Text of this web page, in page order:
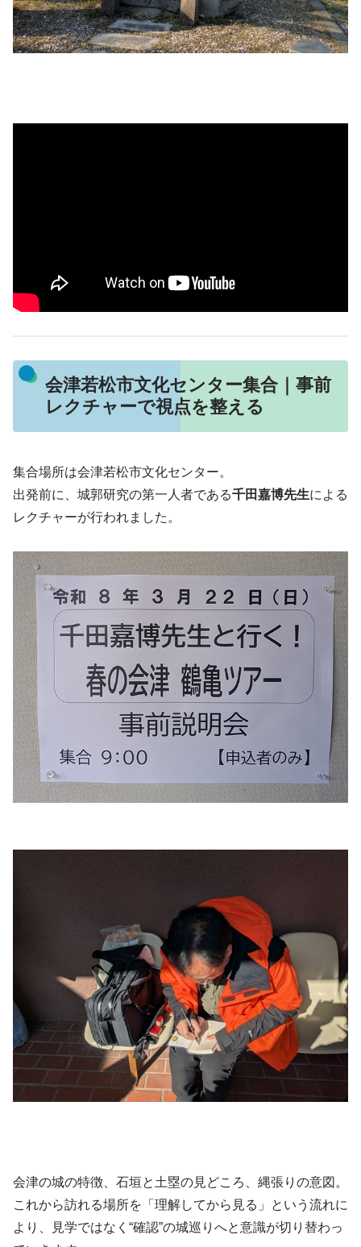
会津若松市文化センター集合｜事前
レクチャーで視点を整える
集合場所は会津若松市文化センター。
出発前に、城郭研究の第一人者である千田嘉博先生による
レクチャーが行われました。
会津の城の特徴、石垣と土塁の見どころ、縄張りの意図。
これから訪れる場所を「理解してから見る」という流れに
より、見学ではなく“確認”の城巡りへと意識が切り替わっ